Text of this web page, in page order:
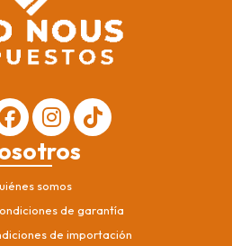
somos
de garantía
de importación